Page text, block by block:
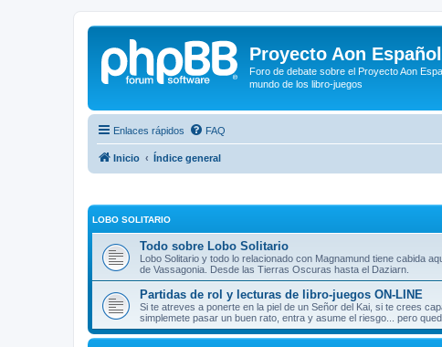
Proyecto Aon
Foro de debate sobre el Proyecto Aon
mundo de los libro-juegos
Enlaces rápidos FAQ
Inicio Índice general
LOBO SOLITARIO
Todo sobre Lobo Solitario
Lobo Solitario y todo lo relacionado con Magnamund tiene cabida
de Vassagonia. Desde las Tierras Oscuras hasta el Daziarn.
Partidas de rol y lecturas de libro-juegos ON-LINE
Si te atreves a ponerte en la piel de un Señor del Kai, si te crees
simplemete pasar un buen rato, entra y asume el riesgo... pero